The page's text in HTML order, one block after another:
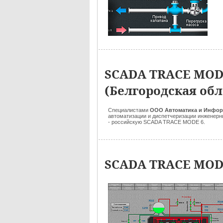
SCADA TRACE
(Белгородская
Специалистами ООО Автоматика и
автоматизации и диспетчеризации
- российскую SCADA TRACE MODE 6.
SCADA TRACE